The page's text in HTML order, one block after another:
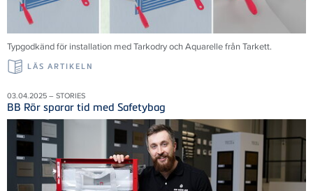
Typgodkänd för installation med Tarkodry och Aquarelle från Tarkett.
LÄS ARTIKELN
03.04.2025 – STORIES
BB Rör sparar tid med Safetybag